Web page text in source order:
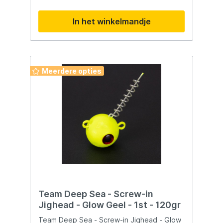
de waterkant.
In het winkelmandje
Meerdere opties
Team Deep Sea - Screw-in
Jighead - Glow Geel - 1st - 120gr
Team Deep Sea - Screw-in Jighead - Glow